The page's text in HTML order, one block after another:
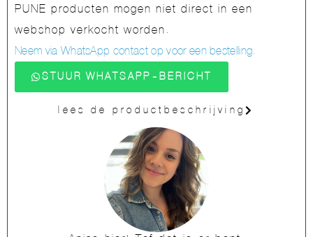
PUNE producten mogen niet direct in een
webshop verkocht worden.
Neem via WhatsApp contact op voor een bestelling.
STUUR WHATSAPP-BERICHT
lees de productbeschrijving